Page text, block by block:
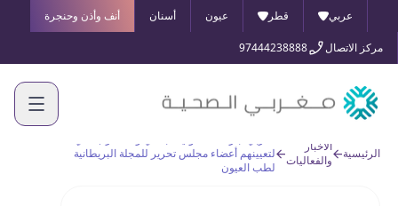
عربي قطر عيون أسنان أنف وأذن وحنجرة
مركز الاتصال 97444238888
الرئيسية
الأخبار
والفعاليات
لتعيينهم أعضاء مجلس تحرير للمجلة البريطانية
لطب العيون